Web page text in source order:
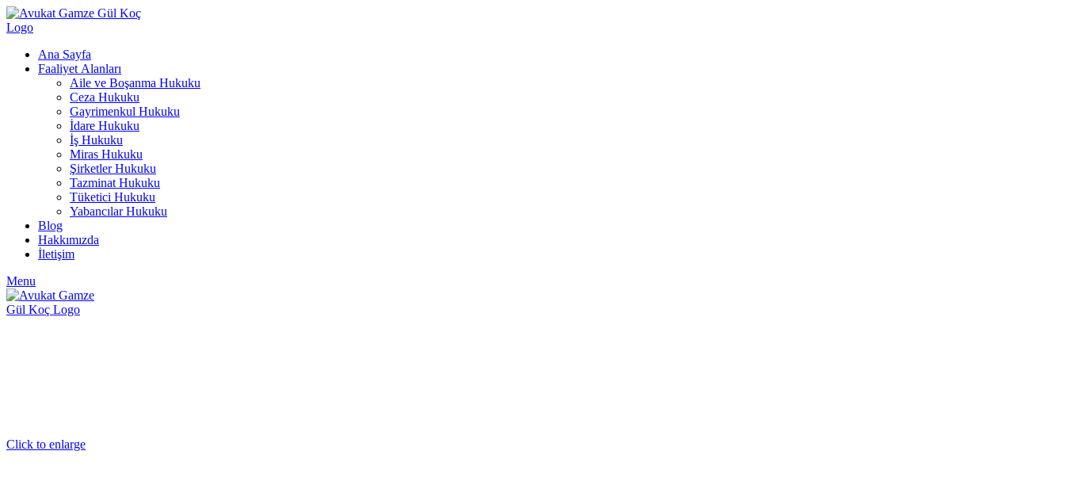
Ana Sayfa
Faaliyet Alanları
Aile ve Boşanma Hukuku
Ceza Hukuku
Gayrimenkul Hukuku
İdare Hukuku
İş Hukuku
Miras Hukuku
Şirketler Hukuku
Tazminat Hukuku
Tüketici Hukuku
Yabancılar Hukuku
Blog
Hakkımızda
İletişim
Menu
Click to enlarge